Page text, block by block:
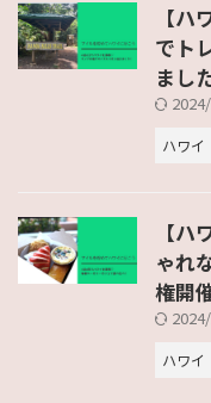
【
でト
まし
ハワイ
【
ゃれ
権開
ハワイ